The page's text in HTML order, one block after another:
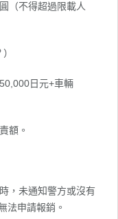
（不得超過限載人
日元+車輛
額。
，未通知警方或沒有
法申請報銷。